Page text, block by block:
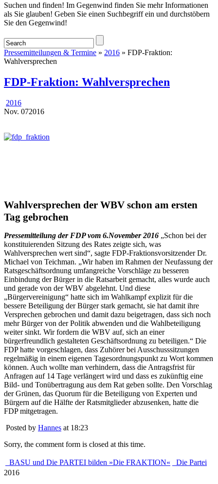
Startseite
Suchen und finden! Im Gegenwind finden Sie mehr Informationen
als Sie glauben! Geben Sie einen Suchbegriff ein und durchstöbern
Sie den Gegenwind!
Pressemitteilungen & Termine » 2016 » FDP-Fraktion:
Wahlversprechen
FDP-Fraktion: Wahlversprechen
2016
Nov. 072016
Wahlversprechen der WBV schon am ersten
Tag gebrochen
Pressemitteilung der FDP vom 6.November 2016 „Schon bei der
konstituierenden Sitzung des Rates zeigte sich, was
Wahlversprechen wert sind“, sagte FDP-Fraktionsvorsitzender Dr.
Michael von Teichman. „Wir haben im Rahmen der Neufassung der
Ratsgeschäftsordnung umfangreiche Vorschläge zu besseren
Einbindung der Bürger in die Ratsarbeit gemacht, alles wurde auch
und gerade von der WBV abgelehnt. Und diese
„Bürgervereinigung“ hatte sich im Wahlkampf explizit für die
bessere Beteiligung der Bürger stark gemacht, sie hat damit ihre
Versprechen gebrochen und damit dazu beigetragen, dass sich noch
mehr Bürger von der Politik abwenden und die Wahlbeteiligung
weiter sinkt. Wir fordern die WBV auf, sich an einer
bürgerfreundlich gestalteten Geschäftsordnung zu beteiligen.“ Die
FDP hatte vorgeschlagen, dass Zuhörer bei Ausschusssitzungen
regelmäßig in einem eigenen Tagesordnungspunkt zu Wort kommen
können. Auch wollte man verhindern, dass die Antragsfrist für
Anfragen auf 14 Tage verlängert wird und dass es zukünftig eine
Bild- und Tonübertragung aus dem Rat geben sollte. Den Vorschlag
der Grünen, das Quorum für die Beteiligung von Experten und
Bürgern auf die Hälfte der Ratsmitglieder abzusenken, hatte die
FDP mitgetragen.
Posted by Hannes at 18:23
Sorry, the comment form is closed at this time.
BASU und Die PARTEI bilden »Die FRAKTION«
Die Partei
2016